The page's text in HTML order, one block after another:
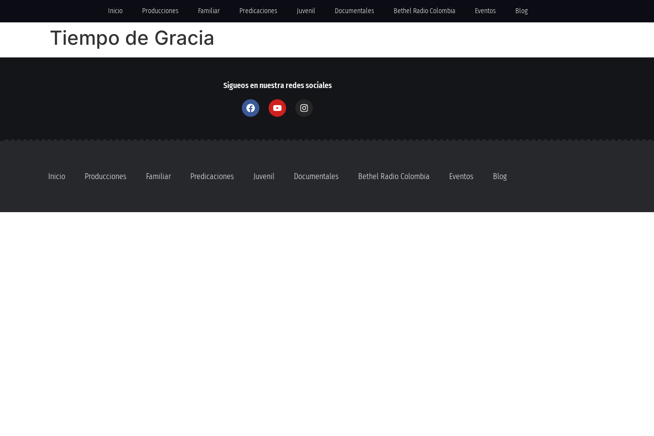
Inicio Producciones Familiar Predicaciones Juvenil Documentales Bethel Radio Colombia Eventos Blog
Tiempo de Gracia
Sigueos en nuestra redes sociales
Inicio Producciones Familiar Predicaciones Juvenil Documentales Bethel Radio Colombia Eventos Blog